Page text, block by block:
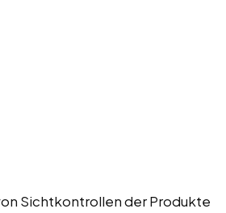
Sichtkontrollen der Produkte